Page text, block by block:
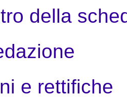
della
e rettifiche